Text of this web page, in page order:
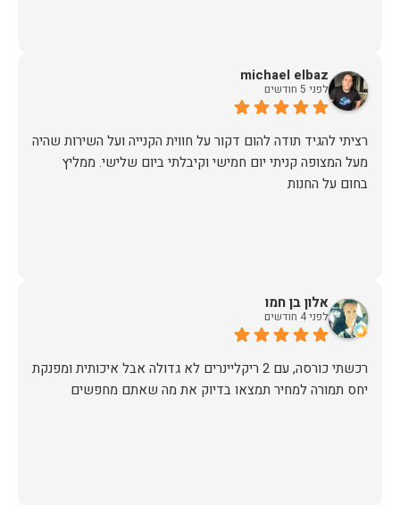
michael elbaz
לפני 5 חודשים
רציתי להגיד תודה להום דקור על חווית הקנייה ועל השירות שהיה
מעל המצופה קניתי יום חמישי וקיבלתי ביום שלישי. ממליץ
בחום על החנות
אלון בן חמו
לפני 4 חודשים
יחס תמורה למחיר תמצאו בדיוק את מה שאתם מחפשים